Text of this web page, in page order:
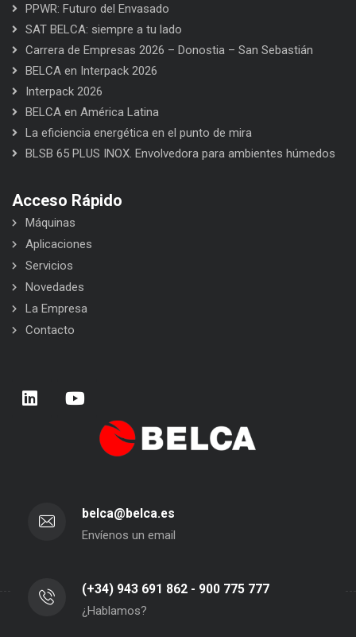
PPWR: Futuro del Envasado
SAT BELCA: siempre a tu lado
Carrera de Empresas 2026 – Donostia – San Sebastián
BELCA en Interpack 2026
Interpack 2026
BELCA en América Latina
La eficiencia energética en el punto de mira
BLSB 65 PLUS INOX. Envolvedora para ambientes húmedos
Acceso Rápido
Máquinas
Aplicaciones
Servicios
Novedades
La Empresa
Contacto
belca@belca.es
Envíenos un email
(+34) 943 691 862 - 900 775 777
¿Hablamos?